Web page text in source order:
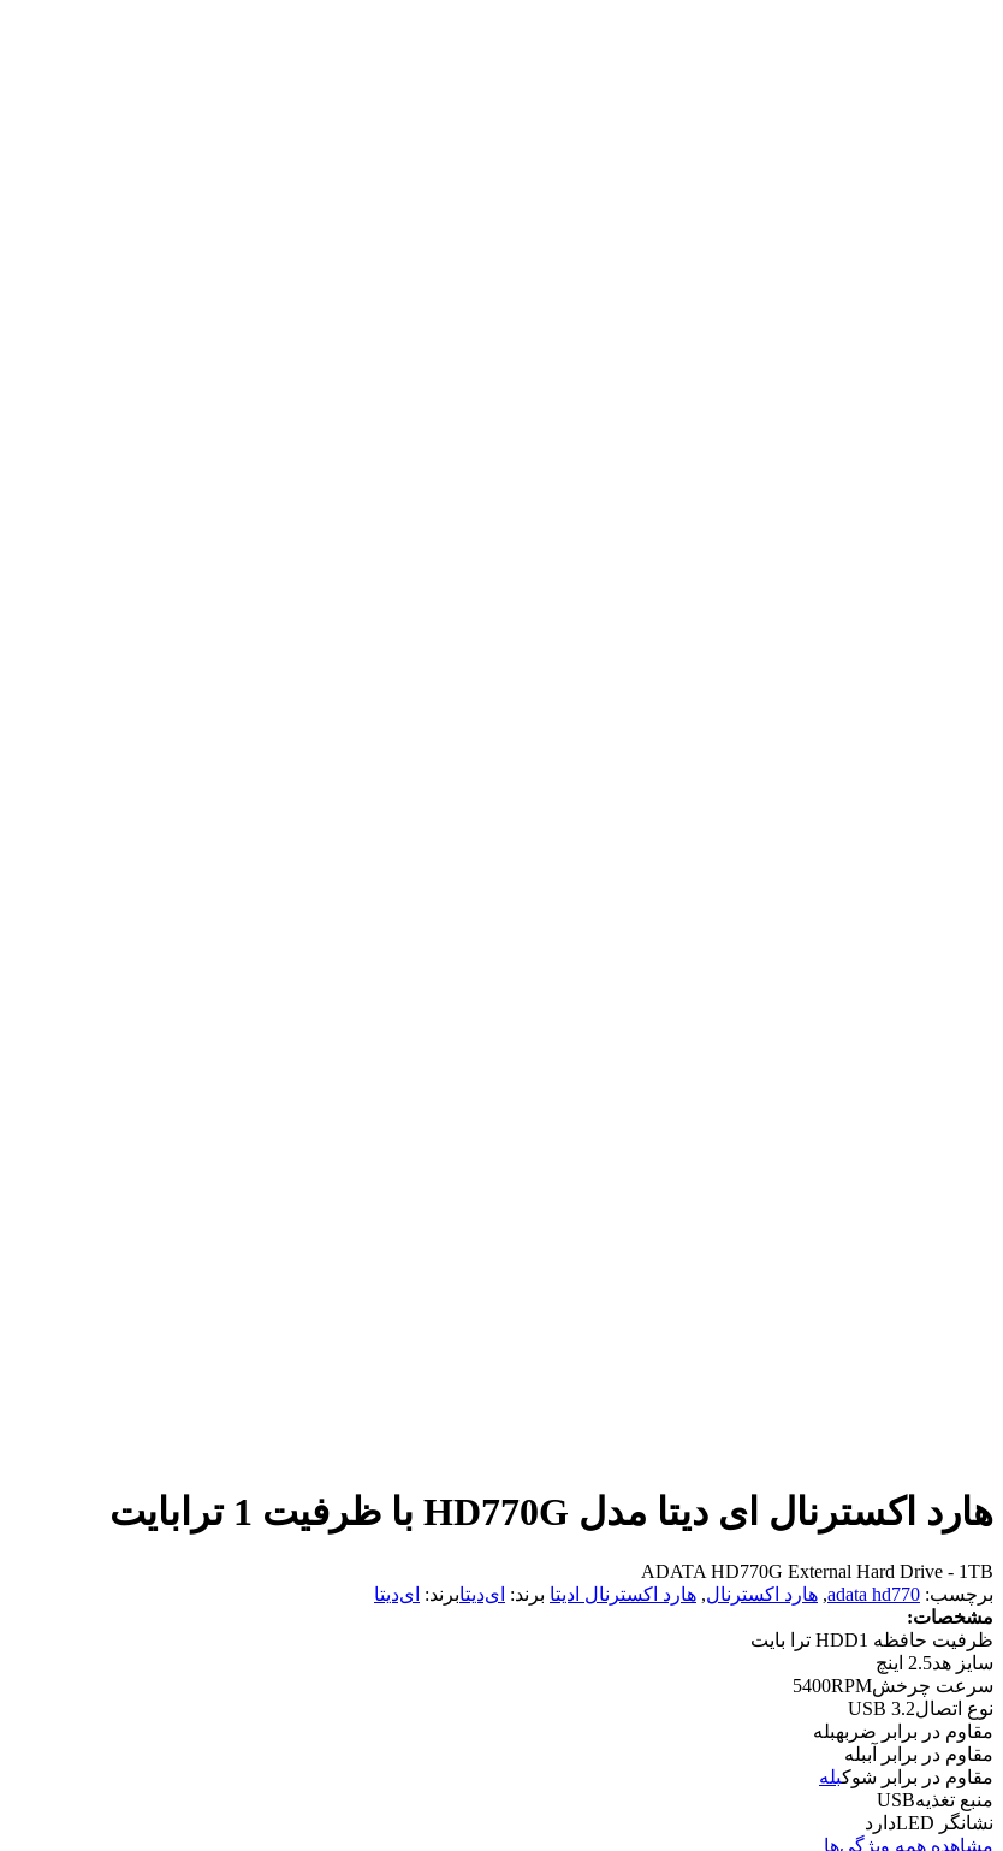
هارد اکسترنال ای دیتا مدل HD770G با ظرفیت 1 ترابایت
ADATA HD770G External Hard Drive - 1TB
برچسب: adata hd770
, هارد اکسترنال, هارد اکسترنال ادیتا برند: ای‌دیتابرند: ای‌دیتا
مشخصات:
ظرفیت حافظه HDD 1 ترا بایت
سایز هد2.5 اینچ
سرعت چرخش5400RPM
نوع اتصالUSB 3.2
مقاوم در برابر ضربهبله
مقاوم در برابر آببله
مقاوم در برابر شوکبله
منبع تغذیهUSB
نشانگر LED
دارد
مشاهده همه ویژگی‌ها